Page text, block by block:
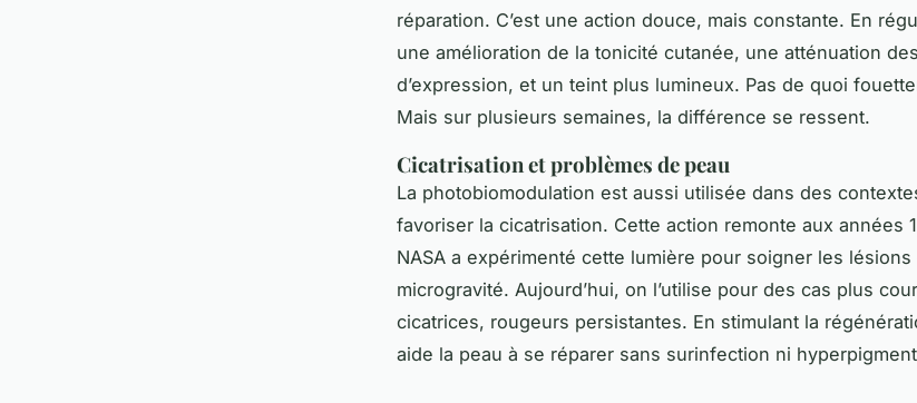
réparation. C’est une action douce, mais constante. En
une amélioration de la tonicité cutanée, une atténuation
d’expression, et un teint plus lumineux. Pas de quoi
Mais sur plusieurs semaines, la différence se ressent.
Cicatrisation et problèmes de peau
La photobiomodulation est aussi utilisée dans des
favoriser la cicatrisation. Cette action remonte aux années
NASA a expérimenté cette lumière pour soigner les
microgravité. Aujourd’hui, on l’utilise pour des cas plus
cicatrices, rougeurs persistantes. En stimulant la
aide la peau à se réparer sans surinfection ni